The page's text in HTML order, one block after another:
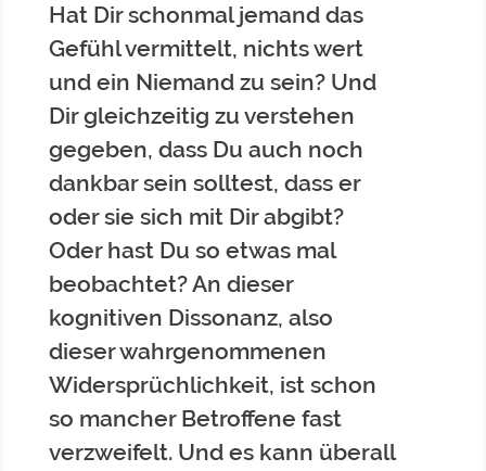
Hat Dir schonmal jemand das
Gefühl vermittelt, nichts wert
und ein Niemand zu sein? Und
Dir gleichzeitig zu verstehen
gegeben, dass Du auch noch
dankbar sein solltest, dass er
oder sie sich mit Dir abgibt?
Oder hast Du so etwas mal
beobachtet? An dieser
kognitiven Dissonanz, also
dieser wahrgenommenen
Widersprüchlichkeit, ist schon
so mancher Betroffene fast
verzweifelt. Und es kann überall